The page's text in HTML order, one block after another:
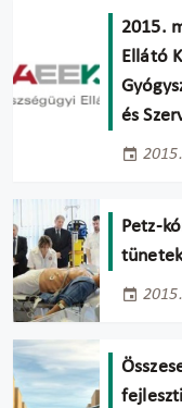
2015.
Ellátó
és
Petz-